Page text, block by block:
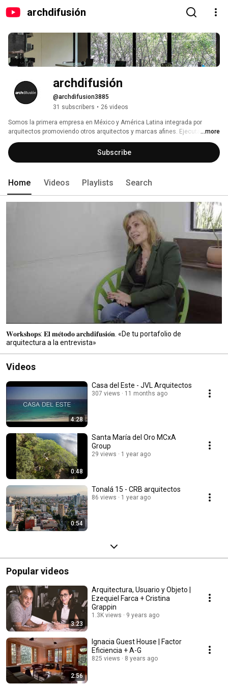
archdifusión
archdifusión
@archdifusion3885
31 subscribers • 26 videos
Somos la primera empresa en México y América Latina integrada por
arquitectos promoviendo otros arquitectos y marcas afines. Ejecutamos
estrategias de comunicación y conectamos a los arquitectos, las
empresas y las marcas de la industria del diseño y la construcción con su
mercado. Somos archdifusión.
...more
Subscribe
Home Videos Playlists Search
𝐖𝐨𝐫𝐤𝐬𝐡𝐨𝐩𝐬: 𝐄𝐥 𝐦𝐞́𝐭𝐨𝐝𝐨 𝐚𝐫𝐜𝐡𝐝𝐢𝐟𝐮𝐬𝐢𝐨́𝐧. «De tu portafolio de
arquitectura a la entrevista»
Videos
4:28
Casa del Este - JVL Arquitectos
307 views 11 months ago
0:48
Santa María del Oro MCxA
Group
29 views 1 year ago
0:54
Tonalá 15 - CRB arquitectos
86 views 1 year ago
Popular videos
3:23
Arquitectura, Usuario y Objeto |
Ezequiel Farca + Cristina
Grappin
1.3K views 9 years ago
2:56
Ignacia Guest House | Factor
Eficiencia + A-G
825 views 8 years ago